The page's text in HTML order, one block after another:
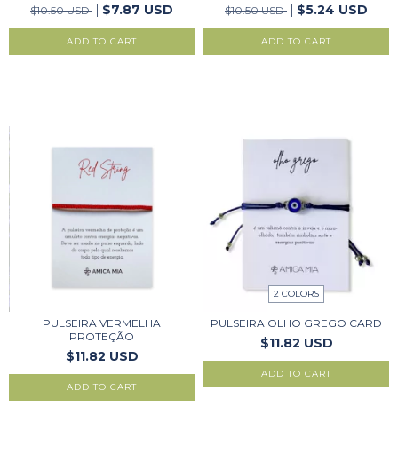
$10.50 USD
$7.87 USD
$10.50 USD
$5.24 USD
PULSEIRA VERMELHA
PROTEÇÃO
$11.82 USD
2 COLORS
PULSEIRA OLHO GREGO CARD
$11.82 USD
ADD TO CART